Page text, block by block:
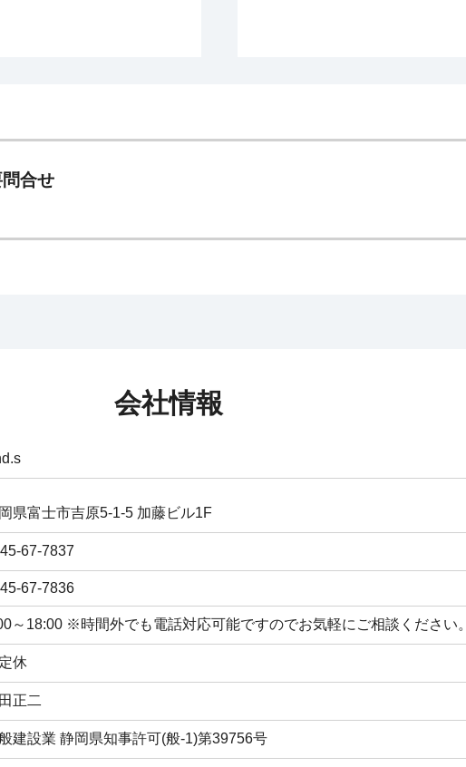
合せ
会社情報
県富士市吉原5-1-5 加藤ビル1F
67-7837
67-7836
～18:00 ※時間外でも電話対応可能ですのでお気軽にご相談ください。
休
正二
建設業 静岡県知事許可(般-1)第39756号